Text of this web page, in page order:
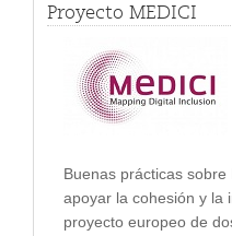
Proyecto MEDICI
Buenas prácticas
apoyar la cohesión y
proyecto europeo de